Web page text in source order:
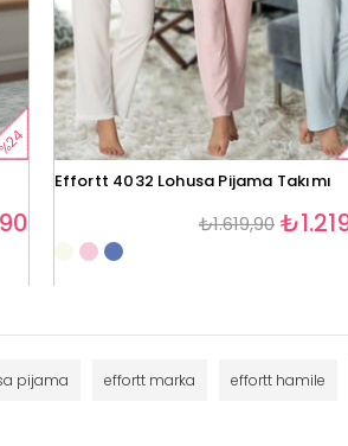
Effortt 4032 Lohusa Pijama Takımı
₺1.619,90
pijama effortt marka effortt hamile